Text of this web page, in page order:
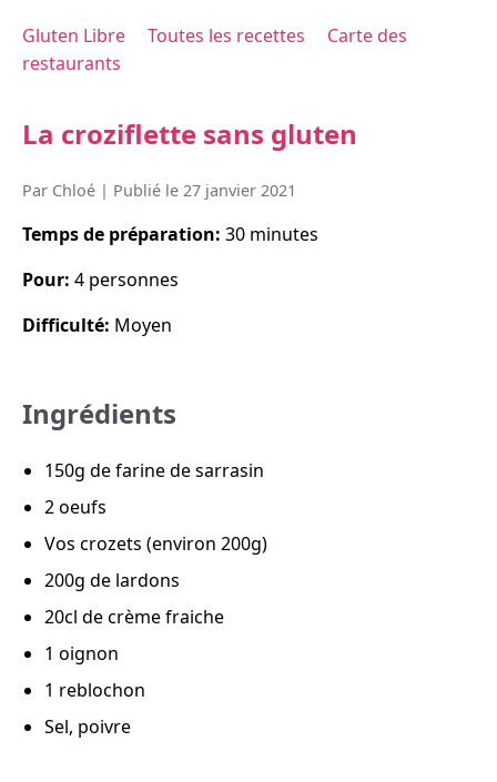
Gluten Libre Toutes les recettes
Carte des
restaurants
La croziflette sans gluten
Par Chloé | Publié le 27 janvier 2021
Temps de préparation: 30 minutes
Pour: 4 personnes
Difficulté: Moyen
Ingrédients
150g de farine de sarrasin
2 oeufs
Vos crozets (environ 200g)
200g de lardons
20cl de crème fraiche
1 oignon
1 reblochon
Sel, poivre